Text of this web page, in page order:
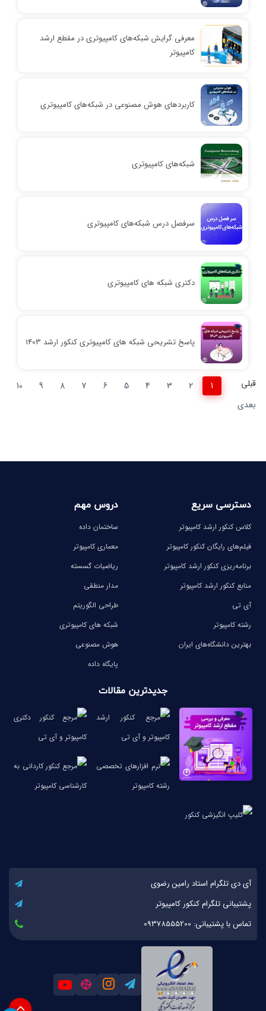
معرفی گرایش شبکه‌های کامپیوتری در مقطع ارشد
کامپیوتر
کاربردهای هوش مصنوعی در شبکه‌های کامپیوتری
شبکه‌های کامپیوتری
سرفصل درس شبکه‌های کامپیوتری
دکتری شبکه‌ های کامپیوتری
پاسخ تشریحی شبکه‌ های کامپیوتری کنکور ارشد 1403
قبلی 1
2
3
4
5
6
7
8
9
10
بعدی
دسترسی سریع
کلاس کنکور ارشد کامپیوتر
فیلم‌های رایگان کنکور کامپیوتر
برنامه‌ریزی کنکور ارشد کامپیوتر
منابع کنکور ارشد کامپیوتر
آی تی
رشته کامپیوتر
بهترین دانشگاه‌های ایران
دروس مهم
ساختمان داده
معماری کامپیوتر
ریاضیات گسسته
مدار منطقی
طراحی الگوریتم
شبکه های کامپیوتری
هوش مصنوعی
پایگاه داده
جدیدترین مقالات
آی دی تلگرام استاد رامین رضوی
پشتیبانی تلگرام کنکور کامپیوتر
تماس با پشتیبانی: 09378555200